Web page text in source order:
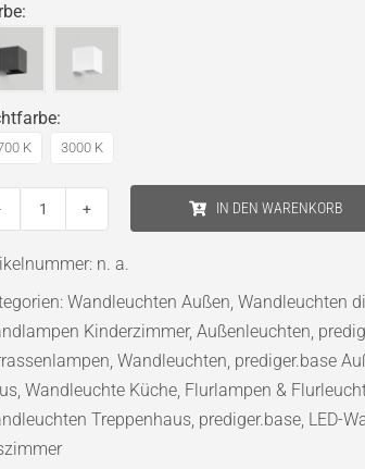
:
:
K 3000 K
LED-
Wandleuchte
Außen
M-
IP65
Uplight/Downlight
IN DEN WARENKORB
n. a.
Wandleuchten Außen, Wandleuchten
Kinderzimmer, Außenleuchten,
, Wandleuchten, prediger.base
, Wandleuchte Küche, Flurlampen &
Treppenhaus, prediger.base, LED-